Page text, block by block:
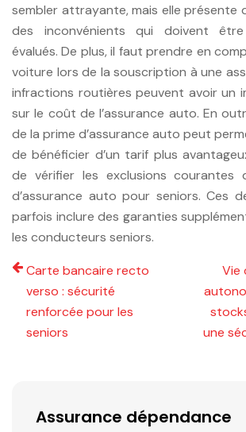
sembler attrayante, mais elle présente
des inconvénients qui doivent être
évalués. De plus, il faut prendre en
voiture lors de la souscription à une
infractions routières peuvent avoir un
sur le coût de l’assurance auto. En
de la prime d’assurance auto peut
de bénéficier d’un tarif plus
de vérifier les exclusions courantes
d’assurance auto pour seniors. Ces
parfois inclure des garanties
les conducteurs seniors.
Carte bancaire recto
verso : sécurité
renforcée pour les
seniors
Vie
une
Assurance dépendance